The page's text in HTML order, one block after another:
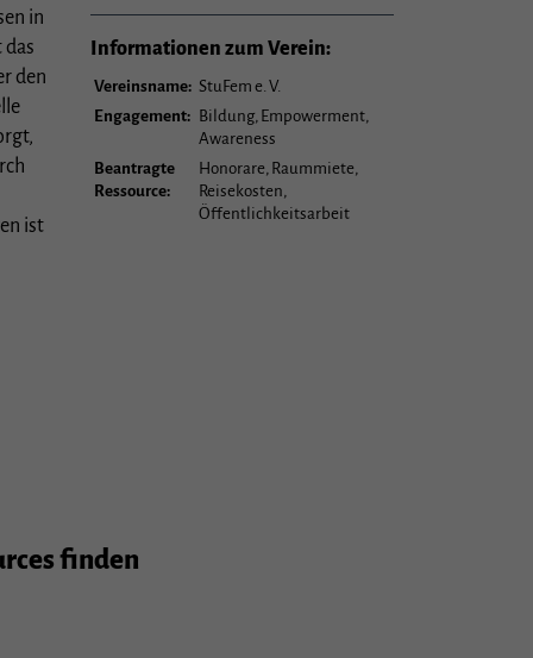
in
den
ist
Informationen zum Verein:
Vereinsname: StuFem e. V.
Engagement: Bildung, Empowerment,
Awareness
Beantragte
Ressource:
Honorare, Raummiete,
Reisekosten,
Öffentlichkeitsarbeit
finden